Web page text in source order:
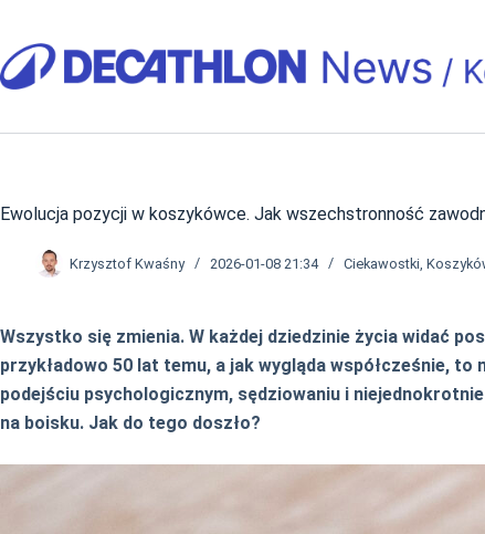
treści
Ewolucja pozycji w koszykówce. Jak wszechstronność
Krzysztof Kwaśny 2026-01-08 21:34 Ciekawostki ,
Wszystko się zmienia. W każdej dziedzinie życia widać
przykładowo 50 lat temu, a jak wygląda współcześnie,
podejściu psychologicznym, sędziowaniu i
na boisku. Jak do tego doszło?